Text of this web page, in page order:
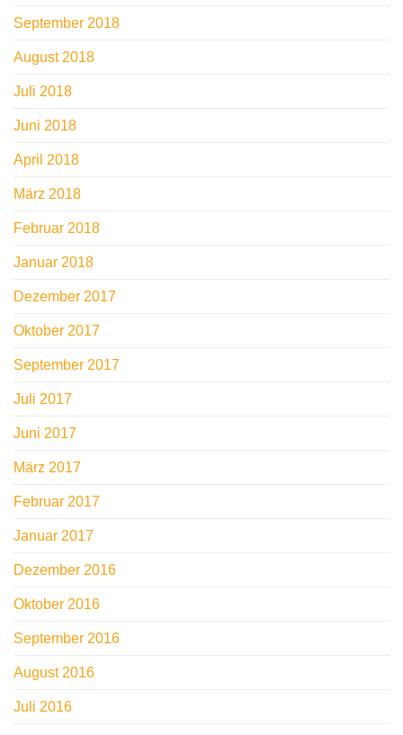
September 2018
August 2018
Juli 2018
Juni 2018
April 2018
März 2018
Februar 2018
Januar 2018
Dezember 2017
Oktober 2017
September 2017
Juli 2017
Juni 2017
März 2017
Februar 2017
Januar 2017
Dezember 2016
Oktober 2016
September 2016
August 2016
Juli 2016